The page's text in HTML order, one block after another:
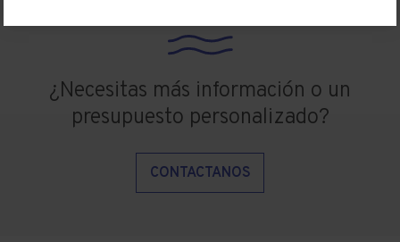
¿Necesitas más información o un
presupuesto personalizado?
CONTACTANOS